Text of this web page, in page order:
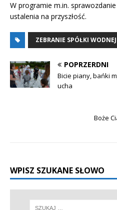
W programie m.in.
ustalenia na przyszłość.
ZEBRANIE SPÓŁKI WODNEJ
POPRZERDNI
Bicie piany, bańki
ucha
Boże
WPISZ SZUKANE SŁOWO